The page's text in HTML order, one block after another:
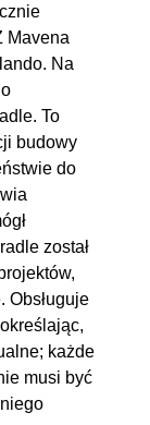
00:04:42
00:11:50
00:07:25
00:08:26
00:32:06
Mavena
Na
To
budowy
do
został
Obsługuje
każde
musi być